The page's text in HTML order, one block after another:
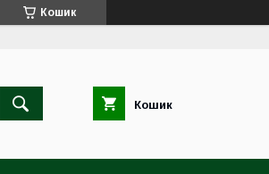
Кошик
Кошик